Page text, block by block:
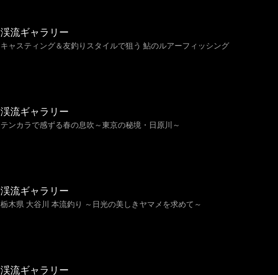
渓流ギャラリー
キャスティング＆友釣りスタイルで狙う 鮎のルアーフィッシング
渓流ギャラリー
テンカラで感ずる春の息吹～東京の秘境・日原川～
渓流ギャラリー
栃木県 大谷川 本流釣り ～日光の美しきヤマメを求めて～
渓流ギャラリー